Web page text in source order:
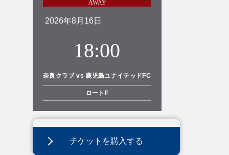
2026年8月16日
18:00
ロートF
奈良クラブ vs 鹿児島ユナイテッドFC
チケットを購入する